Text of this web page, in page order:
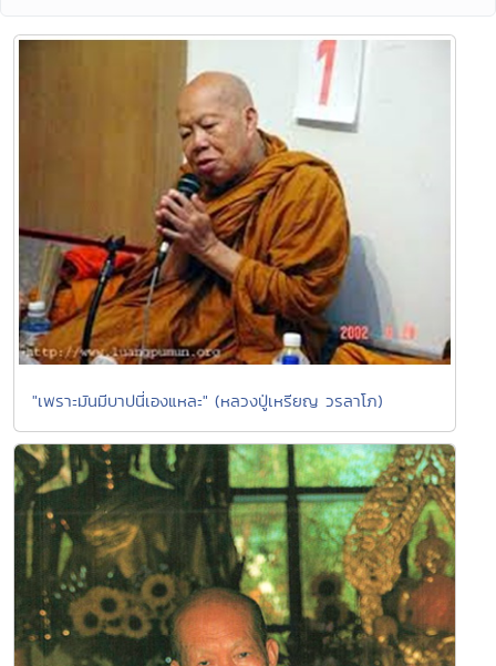
"เพราะมันมีบาปนี่เองแหละ" (หลวงปู่เหรียญ วรลาโภ)